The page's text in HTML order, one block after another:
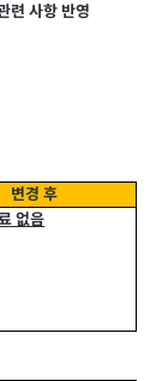
련 사항 반영
변경 후
없음